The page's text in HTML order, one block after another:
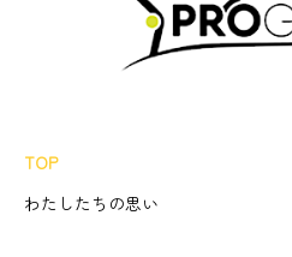
TOP
わたしたちの思い